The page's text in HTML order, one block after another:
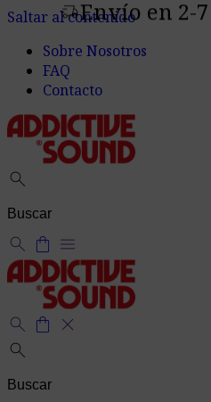
Saltar al contenido
delivery_truck_speedEnvío en 2-
Sobre Nosotros
FAQ
Contacto
search
search shopping_bag menu
search shopping_bag close
search